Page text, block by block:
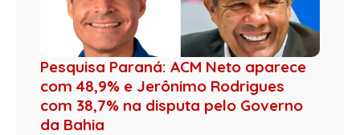
Pesquisa Paraná: ACM Neto aparece
com 48,9% e Jerônimo Rodrigues
com 38,7% na disputa pelo Governo
da Bahia